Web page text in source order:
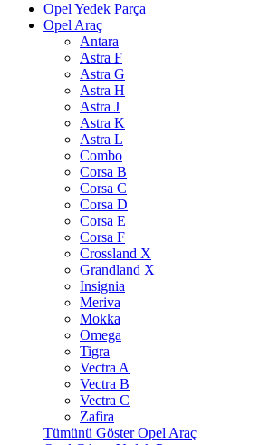
Opel Yedek Parça
Opel Araç
Antara
Astra F
Astra G
Astra H
Astra J
Astra K
Astra L
Combo
Corsa B
Corsa C
Corsa D
Corsa E
Corsa F
Crossland X
Grandland X
Insignia
Meriva
Mokka
Omega
Tigra
Vectra A
Vectra B
Vectra C
Zafira
Tümünü Göster Opel Araç